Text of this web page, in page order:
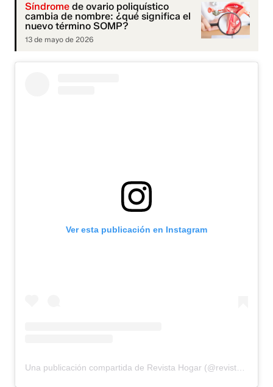
Síndrome de ovario poliquístico
cambia de nombre: ¿qué significa el
nuevo término SOMP?
13 de mayo de 2026
Ver esta publicación en Instagram